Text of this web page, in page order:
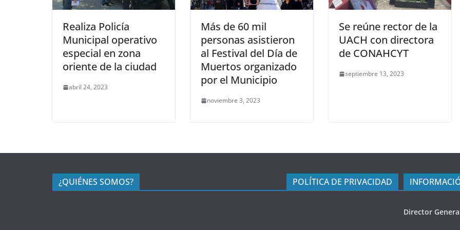
Realiza Policía
Municipal operativo
especial en zona
oriente de la ciudad
abril 24, 2023
Más de 60 mil
personas asistieron
al Festival del Día de
Muertos organizado
por el Municipio
noviembre 3, 2023
Se reúne rector de la
UACH con directora
de CONAHCYT
septiembre 13, 2023
¿QUIÉNES SOMOS? POLÍTICA DE PRIVACIDAD
Director